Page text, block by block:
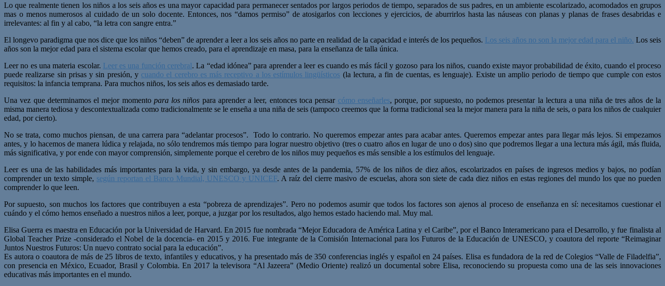
Lo que realmente tienen los niños a los seis años es una mayor capacidad para permanecer sentados por largos periodos de tiempo, separados de sus padres, en un ambiente escolarizado, acomodados en grupos
mas o menos numerosos al cuidado de un solo docente. Entonces, nos “damos permiso” de atosigarlos con lecciones y ejercicios, de aburrirlos hasta las náuseas con planas y planas de frases desabridas e
irrelevantes: al fin y al cabo, “la letra con sangre entra.”
El longevo paradigma que nos dice que los niños “deben” de aprender a leer a los seis años no parte en realidad de la capacidad e interés de los pequeños. Los seis años no son la mejor edad para el niño. Los seis
años son la mejor edad para el sistema escolar que hemos creado, para el aprendizaje en masa, para la enseñanza de talla única.
Leer no es una materia escolar. Leer es una función cerebral. La “edad idónea” para aprender a leer es cuando es más fácil y gozoso para los niños, cuando existe mayor probabilidad de éxito, cuando el proceso
puede realizarse sin prisas y sin presión, y cuando el cerebro es más receptivo a los estímulos lingüísticos (la lectura, a fin de cuentas, es lenguaje). Existe un amplio periodo de tiempo que cumple con estos
requisitos: la infancia temprana. Para muchos niños, los seis años es demasiado tarde.
Una vez que determinamos el mejor momento para los niños para aprender a leer, entonces toca pensar cómo enseñarles, porque, por supuesto, no podemos presentar la lectura a una niña de tres años de la
misma manera tediosa y descontextualizada como tradicionalmente se le enseña a una niña de seis (tampoco creemos que la forma tradicional sea la mejor manera para la niña de seis, o para los niños de cualquier
edad, por cierto).
No se trata, como muchos piensan, de una carrera para “adelantar procesos”. Todo lo contrario. No queremos empezar antes para acabar antes. Queremos empezar antes para llegar más lejos. Si empezamos
antes, y lo hacemos de manera lúdica y relajada, no sólo tendremos más tiempo para lograr nuestro objetivo (tres o cuatro años en lugar de uno o dos) sino que podremos llegar a una lectura más ágil, más fluida,
más significativa, y por ende con mayor comprensión, simplemente porque el cerebro de los niños muy pequeños es más sensible a los estímulos del lenguaje.
Leer es una de las habilidades más importantes para la vida, y sin embargo, ya desde antes de la pandemia, 57% de los niños de diez años, escolarizados en países de ingresos medios y bajos, no podían
comprender un texto simple, según reportan el Banco Mundial, UNESCO y UNICEF. A raíz del cierre masivo de escuelas, ahora son siete de cada diez niños en estas regiones del mundo los que no pueden
comprender lo que leen.
Por supuesto, son muchos los factores que contribuyen a esta “pobreza de aprendizajes”. Pero no podemos asumir que todos los factores son ajenos al proceso de enseñanza en sí: necesitamos cuestionar el
cuándo y el cómo hemos enseñado a nuestros niños a leer, porque, a juzgar por los resultados, algo hemos estado haciendo mal. Muy mal.
Elisa Guerra es maestra en Educación por la Universidad de Harvard. En 2015 fue nombrada “Mejor Educadora de América Latina y el Caribe”, por el Banco Interamericano para el Desarrollo, y fue finalista al
Global Teacher Prize -considerado el Nobel de la docencia- en 2015 y 2016. Fue integrante de la Comisión Internacional para los Futuros de la Educación de UNESCO, y coautora del reporte “Reimaginar
Juntos Nuestros Futuros: Un nuevo contrato social para la educación”.
Es autora o coautora de más de 25 libros de texto, infantiles y educativos, y ha presentado más de 350 conferencias inglés y español en 24 países. Elisa es fundadora de la red de Colegios “Valle de Filadelfia”,
con presencia en México, Ecuador, Brasil y Colombia. En 2017 la televisora “Al Jazeera” (Medio Oriente) realizó un documental sobre Elisa, reconociendo su propuesta como una de las seis innovaciones
educativas más importantes en el mundo.